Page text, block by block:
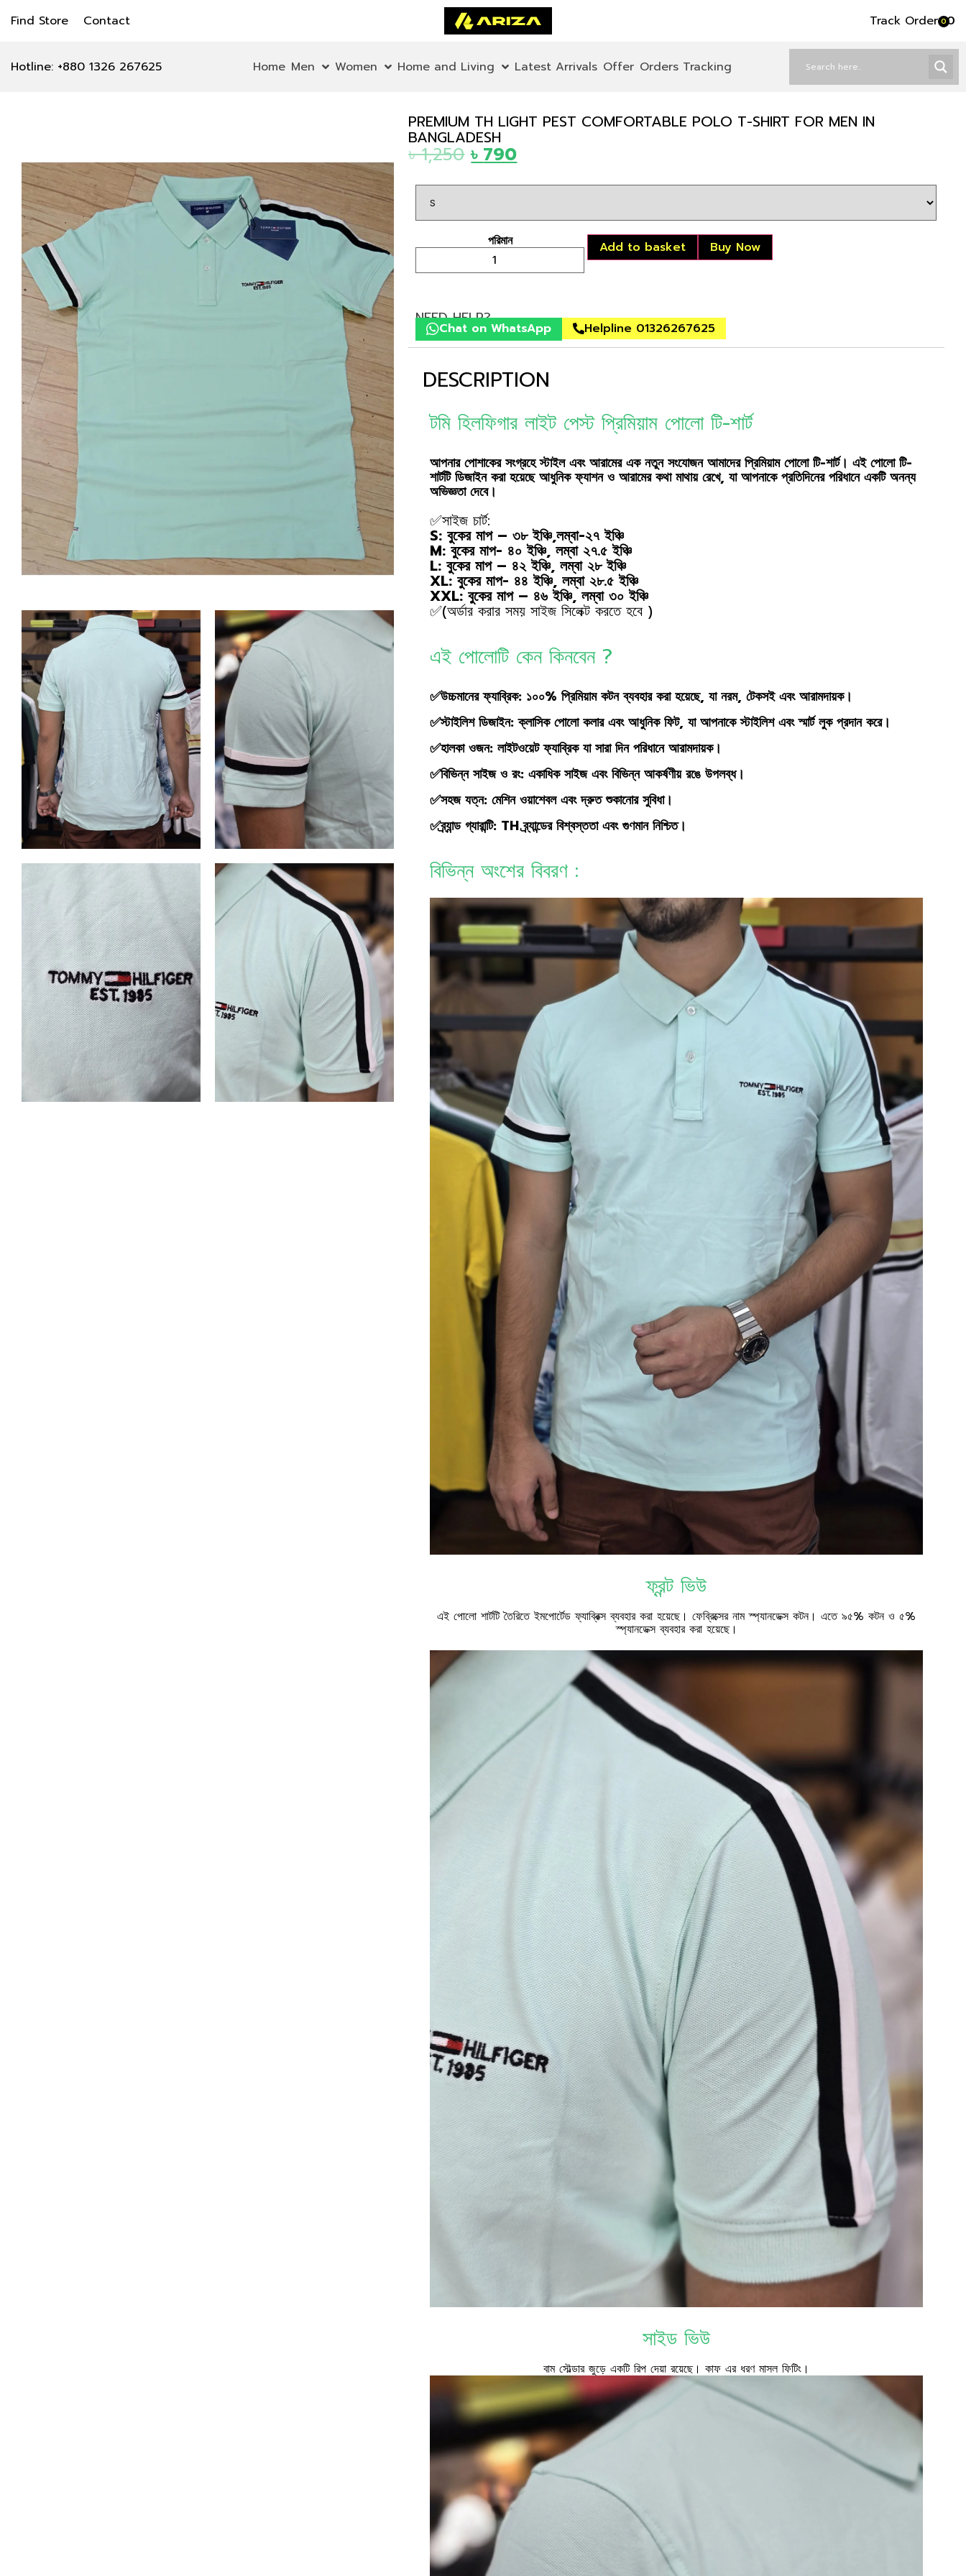
Find Store Contact Track Order৳0
0
Hotline: +880 1326 267625 Home Men Women Home and Living Latest Arrivals Offer Orders Tracking
PREMIUM TH LIGHT PEST COMFORTABLE POLO T-SHIRT FOR MEN IN
BANGLADESH
৳1,250 ৳ 790
Add to basket Buy Now
NEED HELP?
Chat on WhatsApp Helpline 01326267625
DESCRIPTION
টমি হিলফিগার লাইট পেস্ট প্রিমিয়াম পোলো টি-শার্ট
আপনার পোশাকের সংগ্রহে স্টাইল এবং আরামের এক নতুন সংযোজন আমাদের প্রিমিয়াম পোলো টি-শার্ট। এই পোলো টি-
শার্টটি ডিজাইন করা হয়েছে আধুনিক ফ্যাশন ও আরামের কথা মাথায় রেখে, যা আপনাকে প্রতিদিনের পরিধানে একটি অনন্য
অভিজ্ঞতা দেবে।
✅সাইজ চার্ট:
S: বুকের মাপ – ৩৮ ইঞ্চি,লম্বা-২৭ ইঞ্চি
M: বুকের মাপ- ৪০ ইঞ্চি, লম্বা ২৭.৫ ইঞ্চি
L: বুকের মাপ – ৪২ ইঞ্চি, লম্বা ২৮ ইঞ্চি
XL: বুকের মাপ- ৪৪ ইঞ্চি, লম্বা ২৮.৫ ইঞ্চি
XXL: বুকের মাপ – ৪৬ ইঞ্চি, লম্বা ৩০ ইঞ্চি
✅(অর্ডার করার সময় সাইজ সিলেক্ট করতে হবে )
এই পোলোটি কেন কিনবেন ?
✅উচ্চমানের ফ্যাব্রিক: ১০০% প্রিমিয়াম কটন ব্যবহার করা হয়েছে, যা নরম, টেকসই এবং আরামদায়ক।
✅স্টাইলিশ ডিজাইন: ক্লাসিক পোলো কলার এবং আধুনিক ফিট, যা আপনাকে স্টাইলিশ এবং স্মার্ট লুক প্রদান করে।
✅হালকা ওজন: লাইটওয়েট ফ্যাব্রিক যা সারা দিন পরিধানে আরামদায়ক।
✅বিভিন্ন সাইজ ও রং: একাধিক সাইজ এবং বিভিন্ন আকর্ষণীয় রঙে উপলব্ধ।
✅সহজ যত্ন: মেশিন ওয়াশেবল এবং দ্রুত শুকানোর সুবিধা।
✅ব্র্যান্ড গ্যারান্টি: TH ব্র্যান্ডের বিশ্বস্ততা এবং গুণমান নিশ্চিত।
বিভিন্ন অংশের বিবরণ :
ফ্রন্ট ভিউ
এই পোলো শার্টটি তৈরিতে ইমপোর্টেড ফ্যাব্রিক্স ব্যবহার করা হয়েছে। ফেব্রিক্সের নাম স্প্যানডেক্স কটন। এতে ৯৫% কটন ও ৫%
স্প্যানডেক্স ব্যবহার করা হয়েছে।
সাইড ভিউ
বাম সৌল্ডার জুড়ে একটি রিপ দেয়া রয়েছে। কাফ এর ধরণ মাসল ফিটিং।